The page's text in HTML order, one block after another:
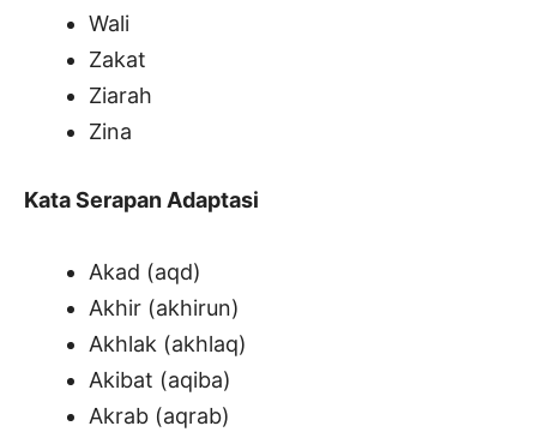
Wali
Zakat
Ziarah
Zina
Kata Serapan Adaptasi
Akad (aqd)
Akhir (akhirun)
Akhlak (akhlaq)
Akibat (aqiba)
Akrab (aqrab)